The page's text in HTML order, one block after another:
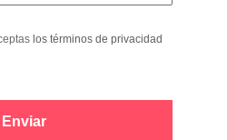
los términos de privacidad
Enviar